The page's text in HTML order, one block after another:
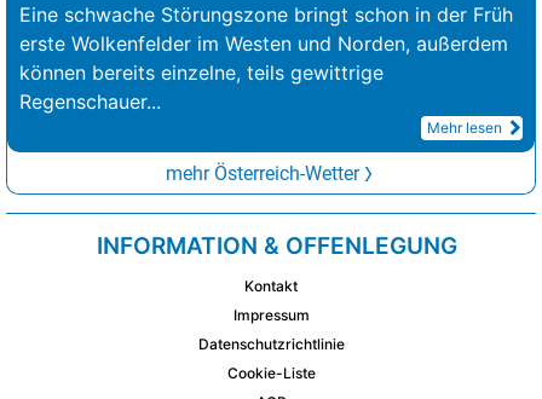
Eine schwache Störungszone bringt schon in der Früh
erste Wolkenfelder im Westen und Norden, außerdem
können bereits einzelne, teils gewittrige
Regenschauer...
Mehr lesen
mehr Österreich-Wetter
INFORMATION & OFFENLEGUNG
Kontakt
Impressum
Datenschutzrichtlinie
Cookie-Liste